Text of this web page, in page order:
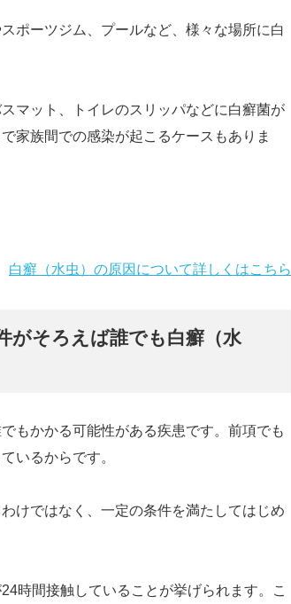
ポーツジム、プールなど、様々な場所に白
マット、トイレのスリッパなどに白癬菌が
家族間での感染が起こるケースもありま
白癬（水虫）の原因について詳しくはこちら
がそろえば誰でも白癬（水
もかかる可能性がある疾患です。前項でも
いるからです。
けではなく、一定の条件を満たしてはじめ
時間接触していることが挙げられます。こ